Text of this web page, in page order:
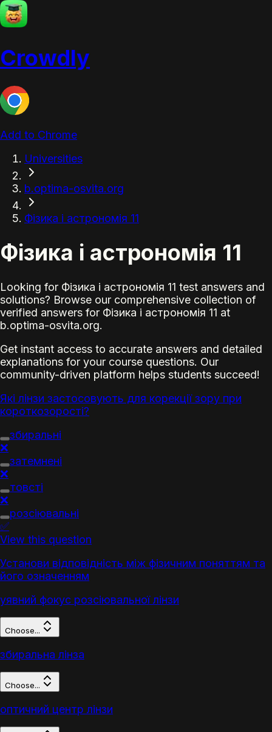
Crowdly
Add to Chrome
Universities
b.optima-osvita.org
Фізика і астрономія 11
Фізика і астрономія 11
Looking for Фізика і астрономія 11 test answers and
solutions? Browse our comprehensive collection of
verified answers for Фізика і астрономія 11 at
b.optima-osvita.org.
Get instant access to accurate answers and detailed
explanations for your course questions. Our
community-driven platform helps students succeed!
Які лінзи застосовують для корекції зору при
короткозорості?
збиральні
❌
затемнені
❌
товсті
❌
розсіювальні
✅
View this question
Установи відповідність між фізичним поняттям та
його означенням
уявний фокус розсіювальної лінзи
Choose...
збиральна лінза
Choose...
оптичний центр лінзи